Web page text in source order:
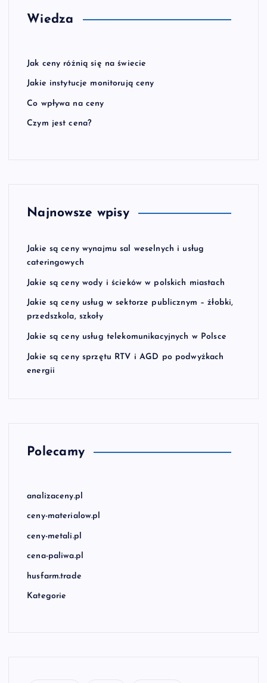
Wiedza
Jak ceny różnią się na świecie
Jakie instytucje monitorują ceny
Co wpływa na ceny
Czym jest cena?
Najnowsze wpisy
Jakie są ceny wynajmu sal weselnych i usług
cateringowych
Jakie są ceny wody i ścieków w polskich miastach
Jakie są ceny usług w sektorze publicznym – żłobki,
przedszkola, szkoły
Jakie są ceny usług telekomunikacyjnych w Polsce
Jakie są ceny sprzętu RTV i AGD po podwyżkach
energii
Polecamy
analizaceny.pl
ceny-materialow.pl
ceny-metali.pl
cena-paliwa.pl
husfarm.trade
Kategorie